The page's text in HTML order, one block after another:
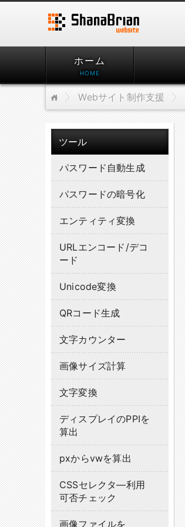
ホーム
Webサイト制作支援
ツール
パスワード自動生成
パスワードの暗号化
エンティティ変換
URLエンコード/デコ
ード
Unicode変換
QRコード生成
文字カウンター
画像サイズ計算
文字変換
ディスプレイのPPIを
算出
pxからvwを算出
CSSセレクタ―利用
可否チェック
画像ファイルを